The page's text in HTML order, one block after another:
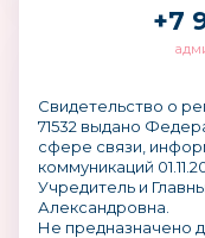
+7
Свидетельство о
71532 выдано
сфере связи,
коммуникаций
Учредитель и
Александровна.
Не предназначено